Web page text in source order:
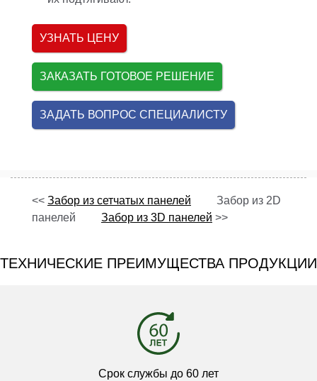
УЗНАТЬ ЦЕНУ
ЗАКАЗАТЬ ГОТОВОЕ РЕШЕНИЕ
ЗАДАТЬ ВОПРОС СПЕЦИАЛИСТУ
<< Забор из сетчатых панелей Забор из 2D
панелей Забор из 3D панелей >>
ТЕХНИЧЕСКИЕ ПРЕИМУЩЕСТВА ПРОДУКЦИИ
Срок службы до 60 лет